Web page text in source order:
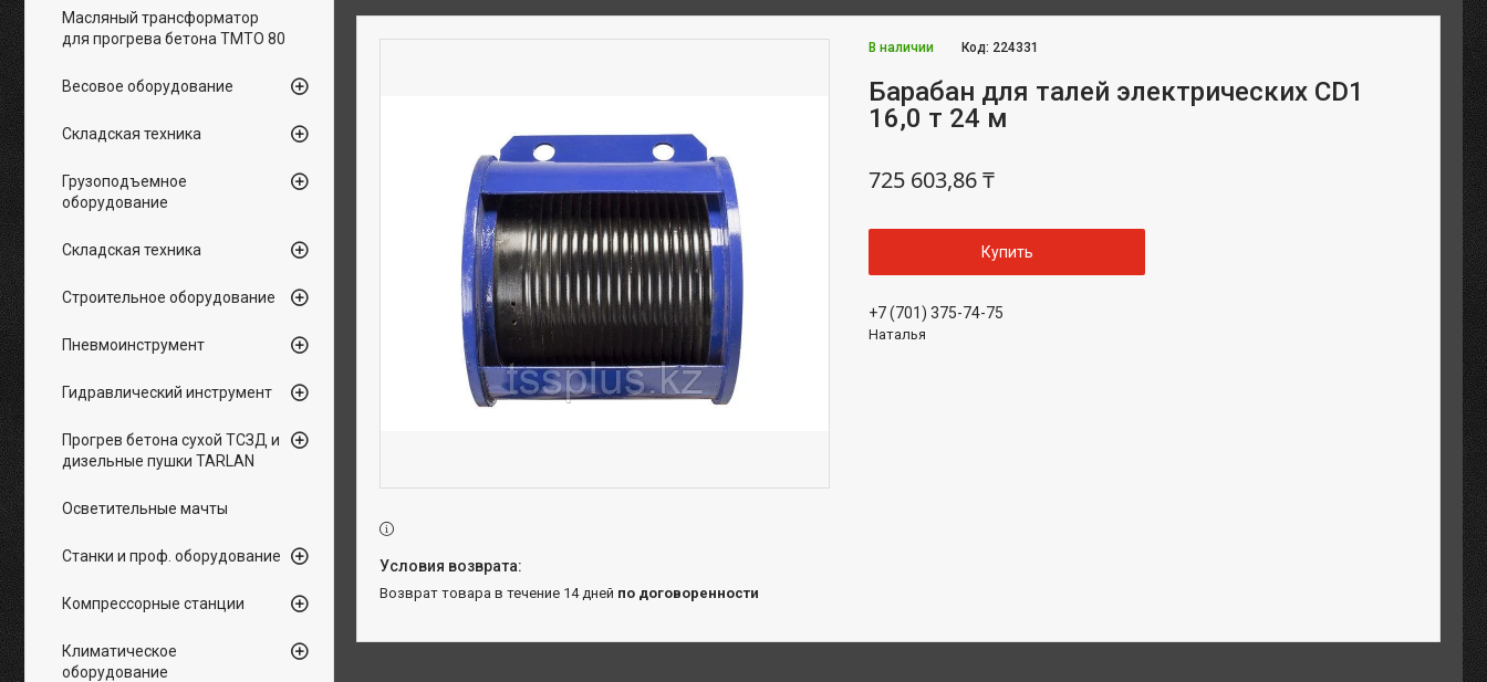
В наличии Код: 224331
Барабан для талей электрических CD1
16,0 т 24 м
725 603,86 ₸
Купить
+7 (701) 375-74-75
Наталья
возврат товара в течение 14 дней по договоренности
Масляный трансформатор
для прогрева бетона ТМТО 80
Весовое оборудование
Складская техника
Грузоподъемное
оборудование
Складская техника
Строительное оборудование
Пневмоинструмент
Гидравлический инструмент
Прогрев бетона сухой ТСЗД и
дизельные пушки TARLAN
Осветительные мачты
Станки и проф. оборудование
Компрессорные станции
Климатическое
оборудование